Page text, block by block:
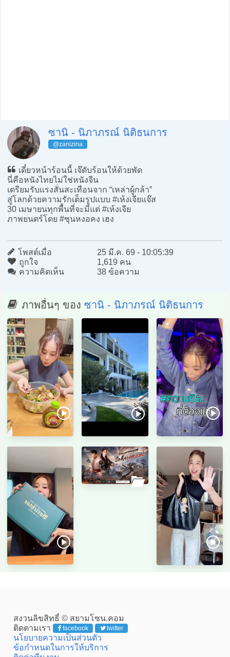
ซานิ - นิภาภรณ์ นิติธนการ
@zanizina
เดี๋ยวหน้าร้อนนี้ เจ๊ดับร้อนให้ด้วยพัด
นี่คือหนังไทยไม่ใช่หนังจีน
เตรียมรับแรงสั่นสะเทือนจาก “เหล่าผู้กล้า”
สู่โลกด้วยความรักเต็มรูปแบบ #เห้งเจียแจ๊ส
30 เมษายนทุกพื้นที่จะมีแต่ #เห้งเจีย
ภาพยนตร์โดย #ซุนหงอคง เฮง
โพสต์เมื่อ
25 มี.ค. 69 - 10:05:39
ถูกใจ
1,619 คน
ความคิดเห็น
38 ข้อความ
ภาพอื่นๆ ของ ซานิ - นิภาภรณ์ นิติธนการ
สงวนลิขสิทธิ์ © สยามโซน.คอม
ติดตามเรา
facebook twitter
นโยบายความเป็นส่วนตัว
ข้อกำหนดในการให้บริการ